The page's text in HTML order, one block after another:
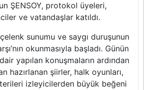
ŞENSOY, protokol üyeleri,
ve vatandaşlar katıldı.
sunumu ve saygı duruşunun
okunmasıyla başladı. Günün
yapılan konuşmaların ardından
hazırlanan şiirler, halk oyunları,
izleyicilerden büyük beğeni